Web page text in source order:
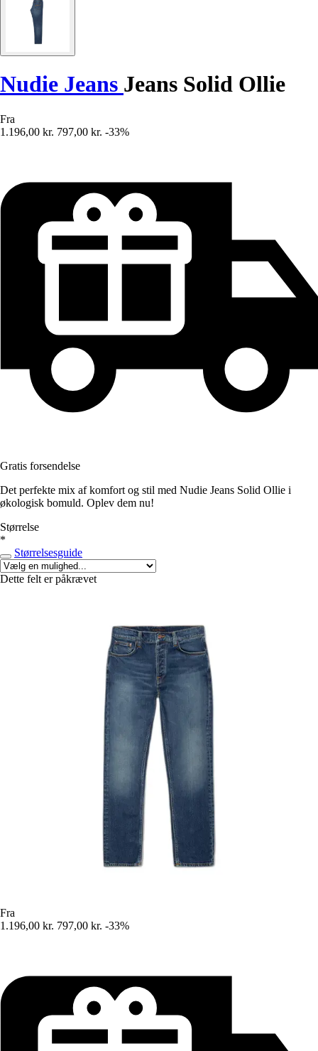
Nudie Jeans Jeans Solid Ollie
Fra
1.196,00 kr. 797,00 kr. -33%
Gratis forsendelse
Det perfekte mix af komfort og stil med Nudie Jeans Solid Ollie i
økologisk bomuld. Oplev dem nu!
Størrelse
*
Størrelsesguide
Dette felt er påkrævet
Fra
1.196,00 kr. 797,00 kr. -33%